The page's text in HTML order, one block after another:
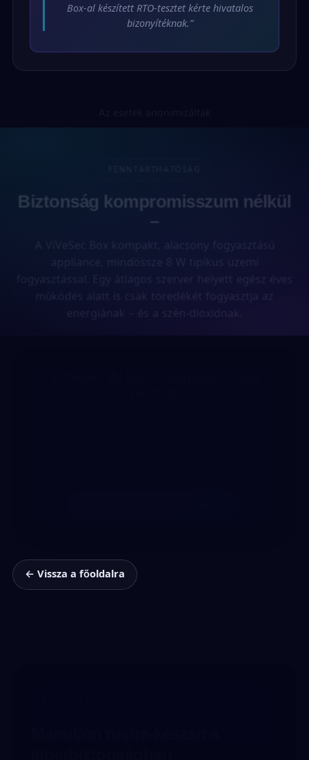
Box-al készített RTO-tesztet kérte hivatalos
bizonyítéknak.”
← Vissza a főoldalra